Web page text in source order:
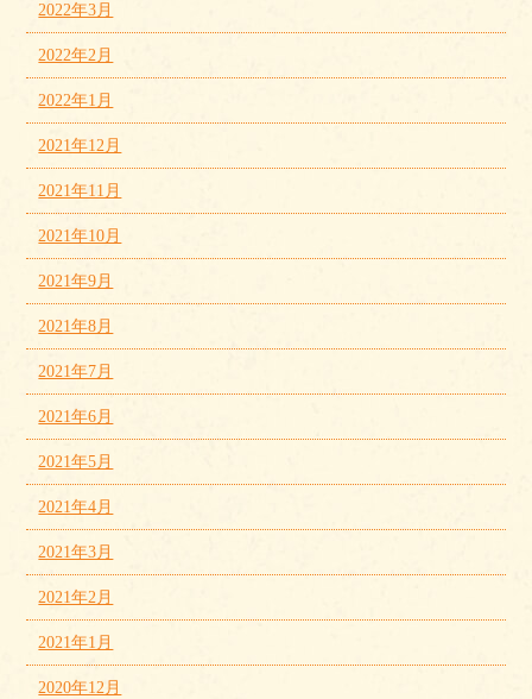
2022年3月
2022年2月
2022年1月
2021年12月
2021年11月
2021年10月
2021年9月
2021年8月
2021年7月
2021年6月
2021年5月
2021年4月
2021年3月
2021年2月
2021年1月
2020年12月